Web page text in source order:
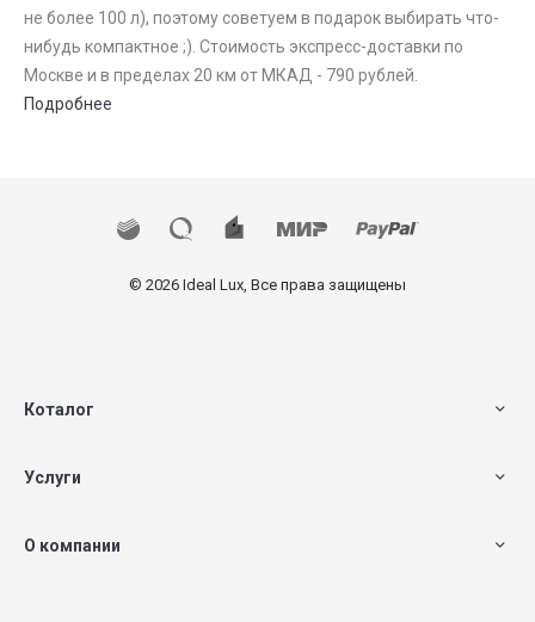
не более 100 л), поэтому советуем в подарок выбирать что-
нибудь компактное ;). Стоимость экспресс-доставки по
Москве и в пределах 20 км от МКАД - 790 рублей.
Подробнее
© 2026 Ideal Lux, Все права защищены
Коталог
Услуги
О компании